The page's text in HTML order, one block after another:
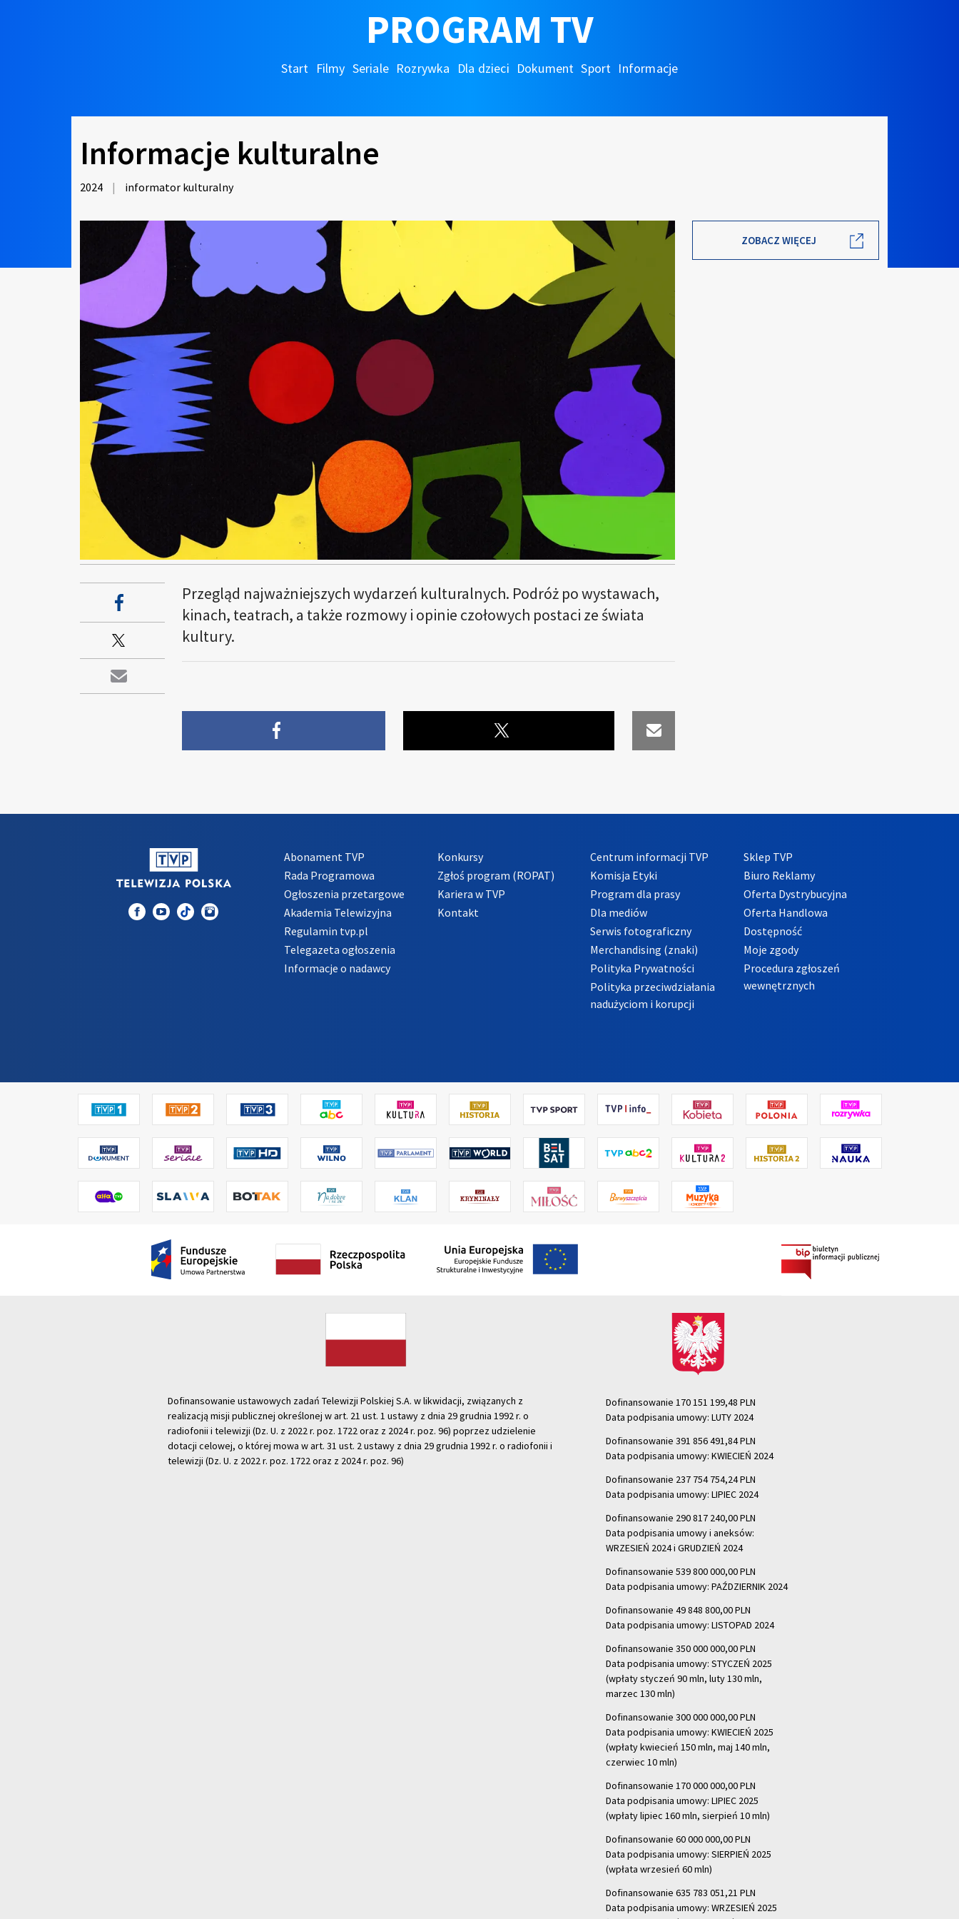
PROGRAM TV
Start Filmy Seriale Rozrywka Dla dzieci Dokument Sport Informacje
Informacje kulturalne
2024 | informator kulturalny
Przegląd najważniejszych wydarzeń kulturalnych. Podróż po wystawach,
kinach, teatrach, a także rozmowy i opinie czołowych postaci ze świata
kultury.
ZOBACZ WIĘCEJ
Abonament TVP
Rada Programowa
Ogłoszenia przetargowe
Akademia Telewizyjna
Regulamin tvp.pl
Telegazeta ogłoszenia
Informacje o nadawcy
Konkursy
Zgłoś program (ROPAT)
Kariera w TVP
Kontakt
Centrum informacji TVP
Komisja Etyki
Program dla prasy
Dla mediów
Serwis fotograficzny
Merchandising (znaki)
Polityka Prywatności
Polityka przeciwdziałania
nadużyciom i korupcji
Sklep TVP
Biuro Reklamy
Oferta Dystrybucyjna
Oferta Handlowa
Dostępność
Moje zgody
Procedura zgłoszeń
wewnętrznych
Dofinansowanie ustawowych zadań Telewizji Polskiej S.A. w likwidacji, związanych z
realizacją misji publicznej określonej w art. 21 ust. 1 ustawy z dnia 29 grudnia 1992 r. o
radiofonii i telewizji (Dz. U. z 2022 r. poz. 1722 oraz z 2024 r. poz. 96) poprzez udzielenie
dotacji celowej, o której mowa w art. 31 ust. 2 ustawy z dnia 29 grudnia 1992 r. o radiofonii i
telewizji (Dz. U. z 2022 r. poz. 1722 oraz z 2024 r. poz. 96)
Dofinansowanie 170 151 199,48 PLN
Data podpisania umowy: LUTY 2024
Dofinansowanie 391 856 491,84 PLN
Data podpisania umowy: KWIECIEŃ 2024
Dofinansowanie 237 754 754,24 PLN
Data podpisania umowy: LIPIEC 2024
Dofinansowanie 290 817 240,00 PLN
Data podpisania umowy i aneksów:
WRZESIEŃ 2024 i GRUDZIEŃ 2024
Dofinansowanie 539 800 000,00 PLN
Data podpisania umowy: PAŹDZIERNIK 2024
Dofinansowanie 49 848 800,00 PLN
Data podpisania umowy: LISTOPAD 2024
Dofinansowanie 350 000 000,00 PLN
Data podpisania umowy: STYCZEŃ 2025
(wpłaty styczeń 90 mln, luty 130 mln,
marzec 130 mln)
Dofinansowanie 300 000 000,00 PLN
Data podpisania umowy: KWIECIEŃ 2025
(wpłaty kwiecień 150 mln, maj 140 mln,
czerwiec 10 mln)
Dofinansowanie 170 000 000,00 PLN
Data podpisania umowy: LIPIEC 2025
(wpłaty lipiec 160 mln, sierpień 10 mln)
Dofinansowanie 60 000 000,00 PLN
Data podpisania umowy: SIERPIEŃ 2025
(wpłata wrzesień 60 mln)
Dofinansowanie 635 783 051,21 PLN
Data podpisania umowy: WRZESIEŃ 2025